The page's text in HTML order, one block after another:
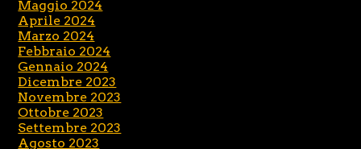
Maggio 2024
Aprile 2024
Marzo 2024
Febbraio 2024
Gennaio 2024
Dicembre 2023
Novembre 2023
Ottobre 2023
Settembre 2023
Agosto 2023